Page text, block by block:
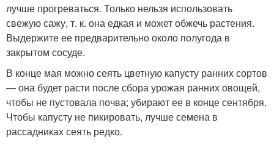
лучше прогреваться. Только нельзя использовать
свежую сажу, т. к. она едкая и может обжечь растения.
Выдержите ее предварительно около полугода в
закрытом сосуде.
В конце мая можно сеять цветную капусту ранних сортов
— она будет расти после сбора урожая ранних овощей,
чтобы не пустовала почва; убирают ее в конце сентября.
Чтобы капусту не пикировать, лучше семена в
рассадниках сеять редко.